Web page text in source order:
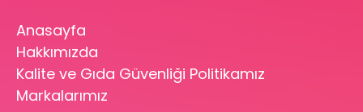
Anasayfa
Hakkımızda
Kalite ve Gıda Güvenliği Politikamız
Markalarımız